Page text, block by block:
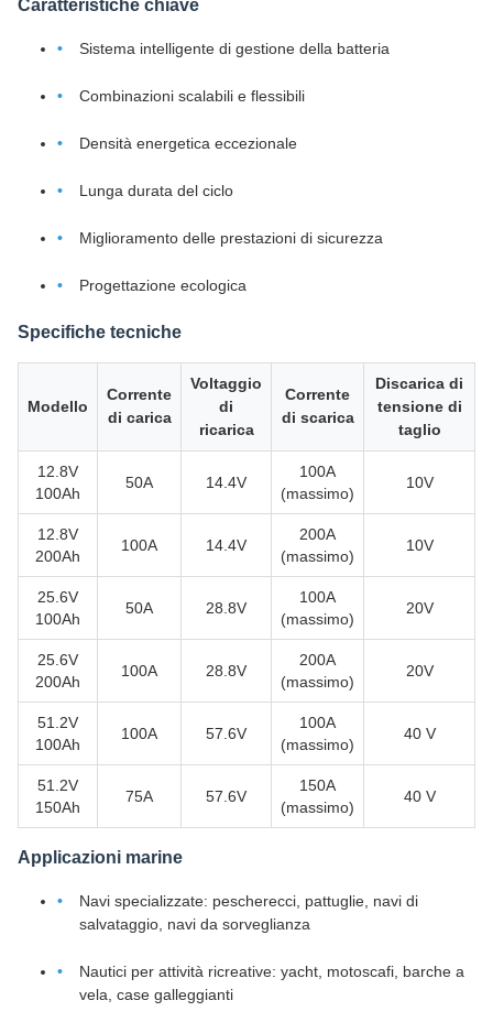
Caratteristiche chiave
Sistema intelligente di gestione della batteria
Combinazioni scalabili e flessibili
Densità energetica eccezionale
Lunga durata del ciclo
Miglioramento delle prestazioni di sicurezza
Progettazione ecologica
Specifiche tecniche
Modello
Corrente
di carica
Voltaggio
di
ricarica
Corrente
di scarica
Discarica di
tensione di
taglio
12.8V
100Ah
50A 14.4V
100A
(massimo)
10V
12.8V
200Ah
100A 14.4V
200A
(massimo)
10V
25.6V
100Ah
50A 28.8V
100A
(massimo)
20V
25.6V
200Ah
100A 28.8V
200A
(massimo)
20V
51.2V
100Ah
100A 57.6V
100A
(massimo)
40 V
51.2V
150Ah
75A 57.6V
150A
(massimo)
40 V
Applicazioni marine
Navi specializzate: pescherecci, pattuglie, navi di
salvataggio, navi da sorveglianza
Nautici per attività ricreative: yacht, motoscafi, barche a
vela, case galleggianti